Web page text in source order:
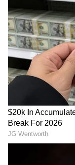
కాగా.. దేశంలోని
దాడులు పెరగడం
హింస మళ్లీ
ఖైబర్
పాకిస్తాన్ (TTP)
చీరను నేసిన సీఎం
Chandrababu
Telugu
బంగాళాఖాతంలో
దంచుడే |